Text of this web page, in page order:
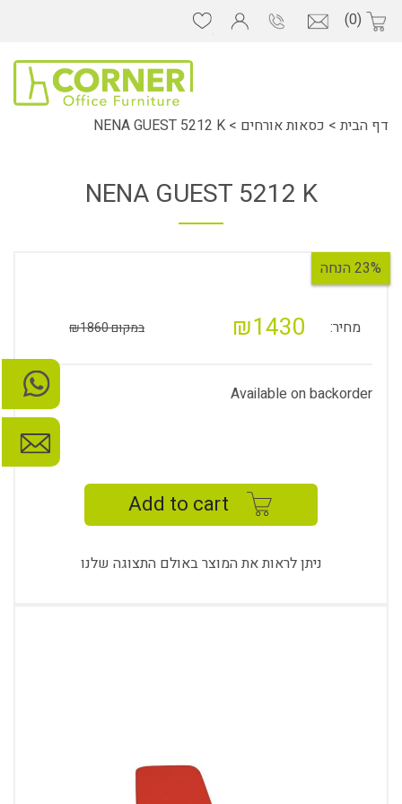
(0)
דף הבית > כסאות אורחים >
NENA GUEST 5212 K
NENA GUEST 5212 K
23% הנחה
מחיר: ₪1430 במקום ₪1860
Available on backorder
Add to cart
ניתן לראות את המוצר באולם התצוגה שלנו